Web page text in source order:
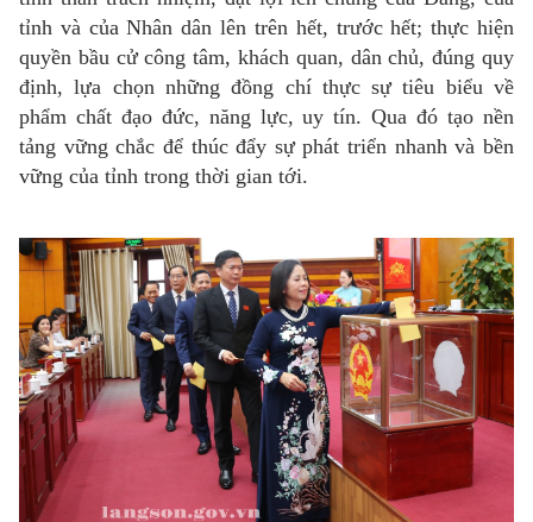
tỉnh và của Nhân dân lên trên hết, trước hết; thực hiện
quyền bầu cử công tâm, khách quan, dân chủ, đúng quy
định, lựa chọn những đồng chí thực sự tiêu biểu về
phẩm chất đạo đức, năng lực, uy tín. Qua đó tạo nền
tảng vững chắc để thúc đẩy sự phát triển nhanh và bền
vững của tỉnh trong thời gian tới.